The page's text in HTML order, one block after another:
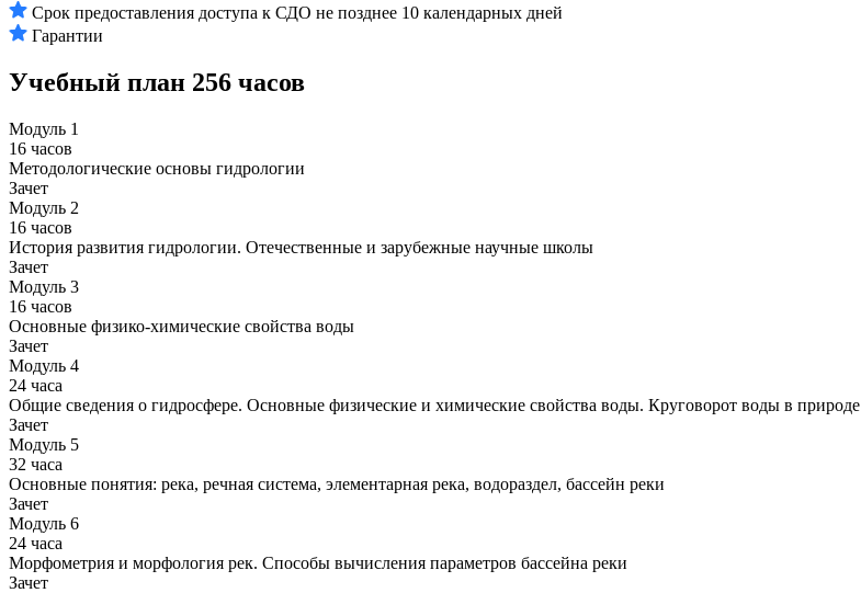
Срок предоставления доступа к СДО не позднее 10 календарных дней
Гарантии
Учебный план 256 часов
Модуль 1
16 часов
Методологические основы гидрологии
Зачет
Модуль 2
16 часов
История развития гидрологии. Отечественные и зарубежные научные школы
Зачет
Модуль 3
16 часов
Основные физико-химические свойства воды
Зачет
Модуль 4
24 часа
Общие сведения о гидросфере. Основные физические и химические свойства воды. Круговорот воды в природе
Зачет
Модуль 5
32 часа
Основные понятия: река, речная система, элементарная река, водораздел, бассейн реки
Зачет
Модуль 6
24 часа
Морфометрия и морфология рек. Способы вычисления параметров бассейна реки
Зачет